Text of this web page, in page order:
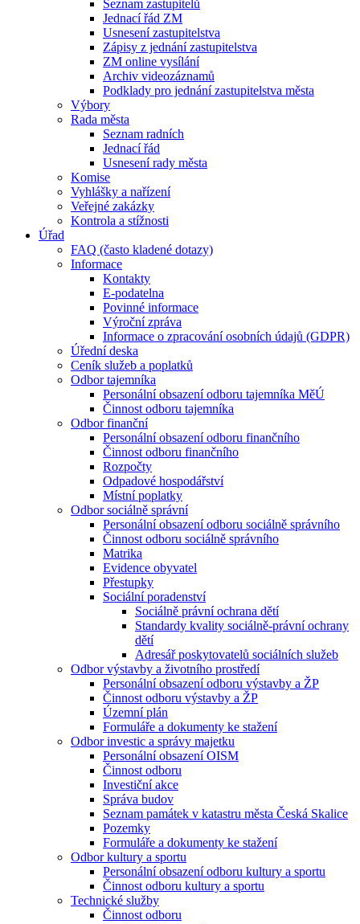
Seznam zastupitelů
Jednací řád ZM
Usnesení zastupitelstva
Zápisy z jednání zastupitelstva
ZM online vysílání
Archiv videozáznamů
Podklady pro jednání zastupitelstva města
Výbory
Rada města
Seznam radních
Jednací řád
Usnesení rady města
Komise
Vyhlášky a nařízení
Veřejné zakázky
Kontrola a stížnosti
Úřad
FAQ (často kladené dotazy)
Informace
Kontakty
E-podatelna
Povinné informace
Výroční zpráva
Informace o zpracování osobních údajů (GDPR)
Úřední deska
Ceník služeb a poplatků
Odbor tajemníka
Personální obsazení odboru tajemníka MěÚ
Činnost odboru tajemníka
Odbor finanční
Personální obsazení odboru finančního
Činnost odboru finančního
Rozpočty
Odpadové hospodářství
Místní poplatky
Odbor sociálně správní
Personální obsazení odboru sociálně správního
Činnost odboru sociálně správního
Matrika
Evidence obyvatel
Přestupky
Sociální poradenství
Sociálně právní ochrana dětí
Standardy kvality sociálně-právní ochrany
dětí
Adresář poskytovatelů sociálních služeb
Odbor výstavby a životního prostředí
Personální obsazení odboru výstavby a ŽP
Činnost odboru výstavby a ŽP
Územní plán
Formuláře a dokumenty ke stažení
Odbor investic a správy majetku
Personální obsazení OISM
Činnost odboru
Investiční akce
Správa budov
Seznam památek v katastru města Česká Skalice
Pozemky
Formuláře a dokumenty ke stažení
Odbor kultury a sportu
Personální obsazení odboru kultury a sportu
Činnost odboru kultury a sportu
Technické služby
Činnost odboru